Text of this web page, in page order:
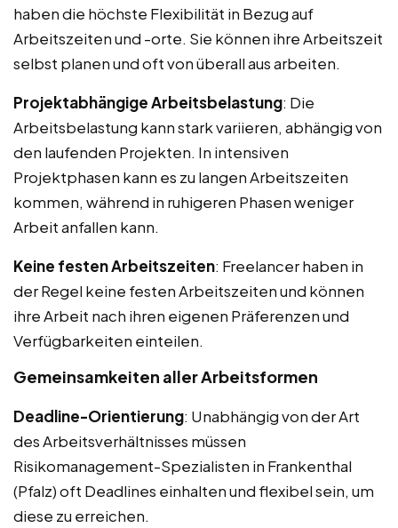
haben die höchste Flexibilität in Bezug auf
Arbeitszeiten und -orte. Sie können ihre Arbeitszeit
selbst planen und oft von überall aus arbeiten.
Projektabhängige Arbeitsbelastung: Die
Arbeitsbelastung kann stark variieren, abhängig von
den laufenden Projekten. In intensiven
Projektphasen kann es zu langen Arbeitszeiten
kommen, während in ruhigeren Phasen weniger
Arbeit anfallen kann.
Keine festen Arbeitszeiten: Freelancer haben in
der Regel keine festen Arbeitszeiten und können
ihre Arbeit nach ihren eigenen Präferenzen und
Verfügbarkeiten einteilen.
Gemeinsamkeiten aller Arbeitsformen
Deadline-Orientierung: Unabhängig von der Art
des Arbeitsverhältnisses müssen
Risikomanagement-Spezialisten in Frankenthal
(Pfalz) oft Deadlines einhalten und flexibel sein, um
diese zu erreichen.